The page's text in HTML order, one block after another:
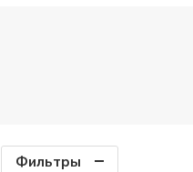
Фильтры